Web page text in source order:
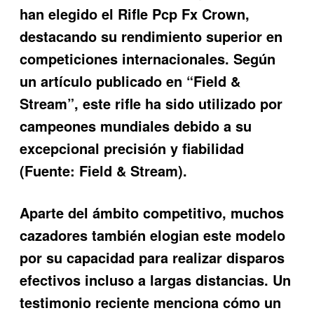
han elegido el Rifle Pcp Fx Crown,
destacando su rendimiento superior en
competiciones internacionales. Según
un artículo publicado en “Field &
Stream”, este rifle ha sido utilizado por
campeones mundiales debido a su
excepcional precisión y fiabilidad
(Fuente: Field & Stream).
Aparte del ámbito competitivo, muchos
cazadores también elogian este modelo
por su capacidad para realizar disparos
efectivos incluso a largas distancias. Un
testimonio reciente menciona cómo un